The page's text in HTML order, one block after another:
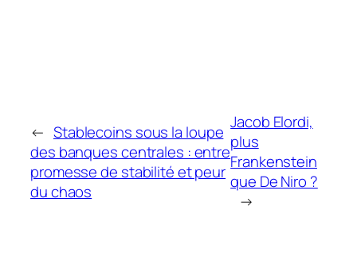
← Stablecoins sous la loupe
des banques centrales : entre
promesse de stabilité et peur
du chaos
Jacob Elordi,
plus
Frankenstein
que De Niro ?
→